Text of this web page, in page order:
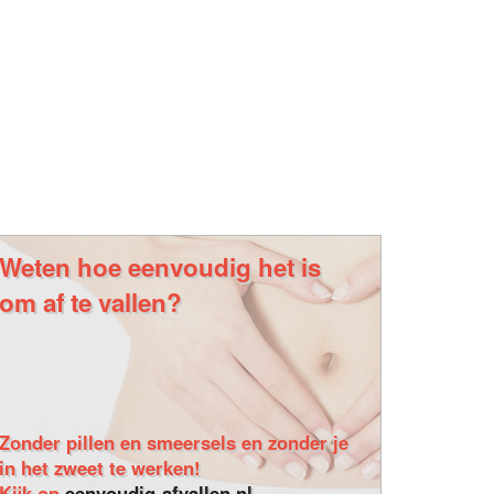
Weten hoe eenvoudig het is
om af te vallen?
Zonder pillen en smeersels en zonder je
in het zweet te werken!